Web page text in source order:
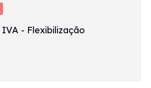
- Flexibilização